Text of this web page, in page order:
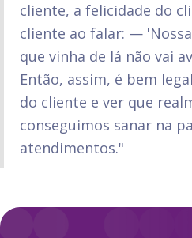
cliente, a felicidade do
cliente ao falar: —
que vinha de lá não vai
Então, assim, é bem
do cliente e ver que
conseguimos sanar na
atendimentos."